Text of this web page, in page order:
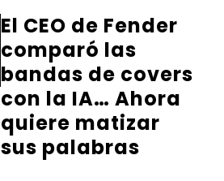
El CEO de Fender
comparó las
bandas de covers
con la IA… Ahora
quiere matizar
sus palabras